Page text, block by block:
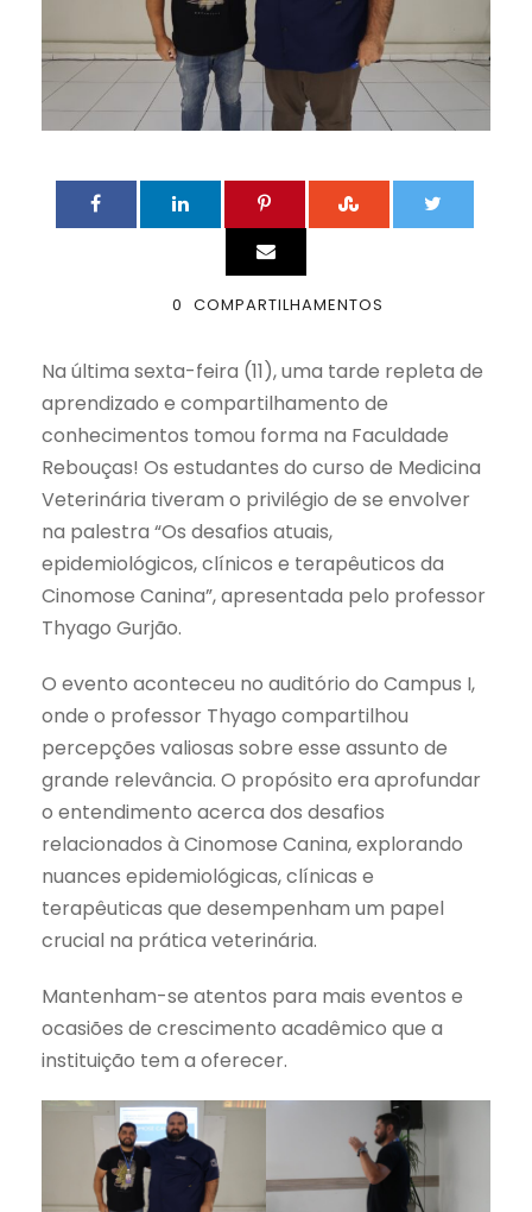
0 COMPARTILHAMENTOS
Na última sexta-feira (11), uma tarde repleta de
aprendizado e compartilhamento de
conhecimentos tomou forma na Faculdade
Rebouças! Os estudantes do curso de Medicina
Veterinária tiveram o privilégio de se envolver
na palestra “Os desafios atuais,
epidemiológicos, clínicos e terapêuticos da
Cinomose Canina”, apresentada pelo professor
Thyago Gurjão.
O evento aconteceu no auditório do Campus I,
onde o professor Thyago compartilhou
percepções valiosas sobre esse assunto de
grande relevância. O propósito era aprofundar
o entendimento acerca dos desafios
relacionados à Cinomose Canina, explorando
nuances epidemiológicas, clínicas e
terapêuticas que desempenham um papel
crucial na prática veterinária.
Mantenham-se atentos para mais eventos e
ocasiões de crescimento acadêmico que a
instituição tem a oferecer.